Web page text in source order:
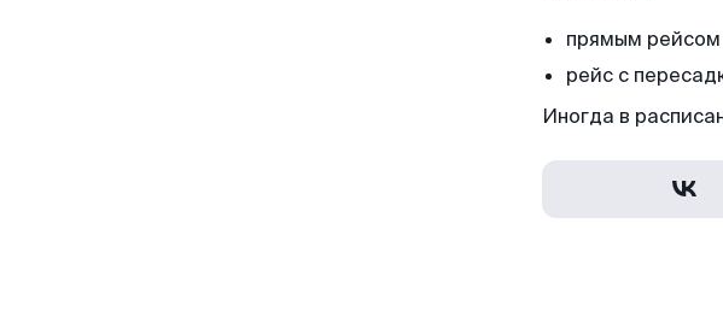
прямым рейсом
рейс с
Иногда в